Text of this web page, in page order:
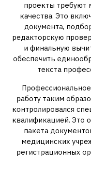
проекты требуют
качества. Это
документа,
редакторскую
и финальную
обеспечить
текста
Профессиональное
работу таким
контролировался
квалификацией. Это
пакета
медицинских
регистрационных